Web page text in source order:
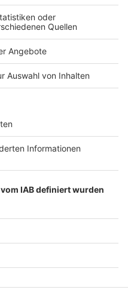
wollen,
Sie sich hier:
Hotline
Verkehrs-Hotline